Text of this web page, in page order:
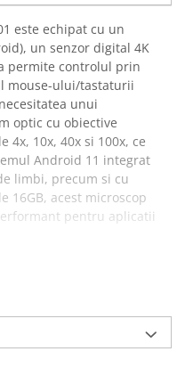
este echipat cu un
un senzor digital 4K
permite controlul prin
mouse-ului/tastaturii
unui
optic cu obiective
4x, 10x, 40x si 100x, ce
Android 11 integrat
limbi, precum si cu
16GB, acest microscop
pentru aplicatii
biologic
totala
A33.2601: